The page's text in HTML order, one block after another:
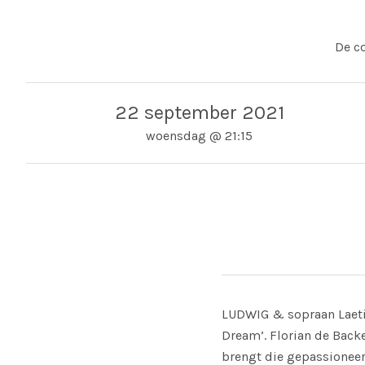
De
22 september 2021
woensdag @ 21:15
LUDWIG & sopraan
Dream’. Florian de
brengt die